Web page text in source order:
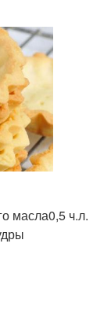
масла0,5 ч.л.